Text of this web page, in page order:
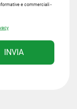
e commerciali -
INVIA